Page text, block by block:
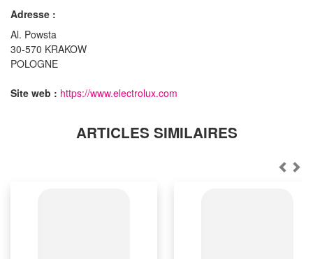
Adresse :
Al. Powsta
30-570 KRAKOW
POLOGNE
Site web : https://www.electrolux.com
ARTICLES SIMILAIRES